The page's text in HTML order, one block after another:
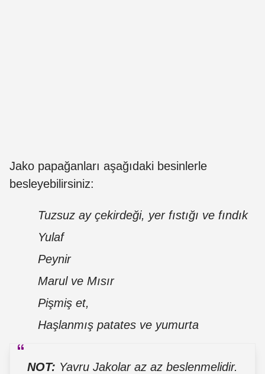
Jako papağanları aşağıdaki besinlerle
besleyebilirsiniz:
Tuzsuz ay çekirdeği, yer fıstığı ve fındık
Yulaf
Peynir
Marul ve Mısır
Pişmiş et,
Haşlanmış patates ve yumurta
NOT: Yavru Jakolar az az beslenmelidir.